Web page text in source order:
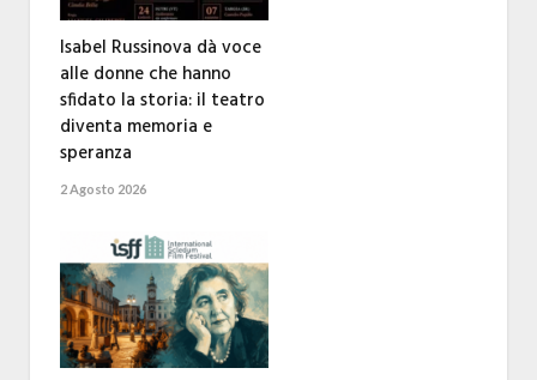
Isabel Russinova dà voce
alle donne che hanno
sfidato la storia: il teatro
diventa memoria e
speranza
2 Agosto 2026